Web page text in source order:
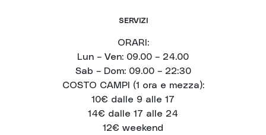
SERVIZI
ORARI:
Lun – Ven: 09.00 – 24.00
Sab – Dom: 09.00 – 22:30
COSTO CAMPI (1 ora e mezza):
10€ dalle 9 alle 17
14€ dalle 17 alle 24
12€ weekend